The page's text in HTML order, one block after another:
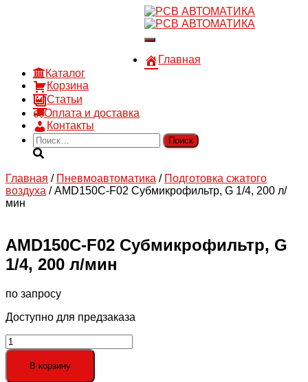
Войти
Переключить
навигацию
Главная
Каталог
Корзина
Статьи
Оплата и доставка
Контакты
Найти:
Главная / Пневмоавтоматика / Подготовка сжатого
воздуха / AMD150C-F02 Субмикрофильтр, G 1/4, 200 л/
мин
AMD150C-F02 Субмикрофильтр, G
1/4, 200 л/мин
по запросу
Доступно для предзаказа
Количество
товара
AMD150C-
F02
В корзину